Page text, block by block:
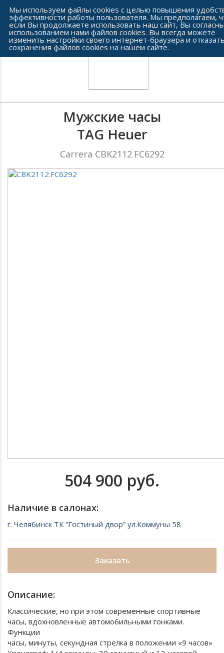
Сеть часовых салонов г. Челябинска
Мужские часы
TAG Heuer
Carrera CBK2112.FC6292
504 900 руб.
Наличие в салонах:
г. Челябинск ТК “Гостиный двор” ул.Коммуны 58
Заказать
Описание:
Классические, но при этом современные спортивные
часы, вдохновленные автомобильными гонками.
Функции
часы, минуты, секундная стрелка в положении «9 часов»
Мы используем файлы cookies с целью повышения
эффективности работы пользователя. Мы предполагаем,
если Вы продолжаете использовать наш сайт, Вы
использованием нами файлов cookies. Вы всегда можете
изменить настройки своего интернет-браузера и
сохранения файлов cookies на нашем сайте.